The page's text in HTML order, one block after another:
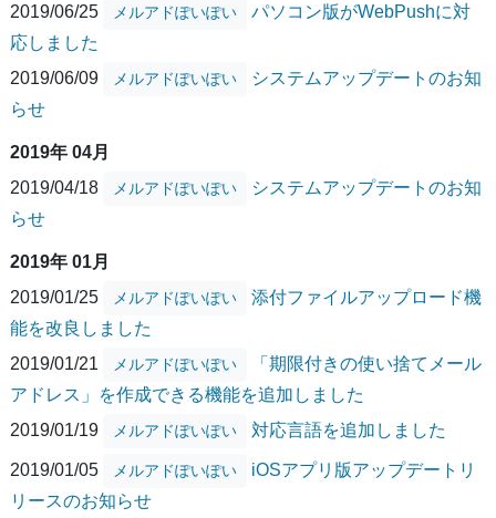
2019/06/25
メルアドぽいぽい
パソコン版がWebPushに対
応しました
2019/06/09
メルアドぽいぽい
システムアップデートのお知
らせ
2019年 04月
2019/04/18
メルアドぽいぽい
システムアップデートのお知
らせ
2019年 01月
2019/01/25
メルアドぽいぽい
添付ファイルアップロード機
能を改良しました
2019/01/21
メルアドぽいぽい
「期限付きの使い捨てメール
アドレス」を作成できる機能を追加しました
2019/01/19
メルアドぽいぽい 対応言語を追加しました
2019/01/05 メルアドぽいぽい
iOSアプリ版アップデートリ
リースのお知らせ